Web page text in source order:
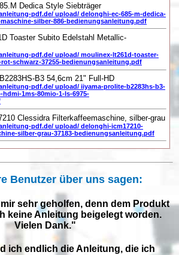
Dedica Style Siebträger
pdf.de/ upload/ delonghi-ec-685-m-dedica-
silber-886-bedienungsanleitung.pdf
Toaster Subito Edelstahl Metallic-
pdf.de/ upload/ moulinex-lt261d-toaster-
schwarz-37255-bedienungsanleitung.pdf
B3 54,6cm 21" Full-HD
pdf.de/ upload/ iiyama-prolite-b2283hs-b3-
1ms-80mio-1-ls-6975-
Clessidra Filterkaffeemaschine, silber-grau
pdf.de/ upload/ delonghi-icm17210-
silber-grau-37183-bedienungsanleitung.pdf
Benutzer über uns sagen:
sehr geholfen, denn dem Produkt
keine Anleitung beigelegt worden.
Vielen Dank."
ich endlich die Anleitung, die ich